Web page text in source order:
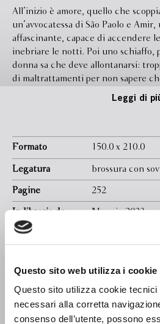
Questo sito web utilizza i cookie
Questo sito utilizza cookie
necessari alla corretta
consenso dell’utente, possono
All’inizio è amore, quello che
un’avvocatessa di São Paolo e
affascinante, capace di accendere
inebriare le notti. Poi uno schiaffo,
donna sa che deve allontanarsi:
di maltrattamenti per non sapere
lasciare la città e andare nel
sono tante, figlie madri fidanzate, e
l’avvocatessa ci sono Carla, una
esperienza, e Rita, una giornalista:
giornate a una giustizia che troppo
tra le dita, in una terra di confine
presente e passato.
Leggi di
Formato 150.0 x 210.0
Legatura brossura con
Pagine 252
In libreria da Maggio 2023
Ebook
Traduttore Roberto
Traduttore